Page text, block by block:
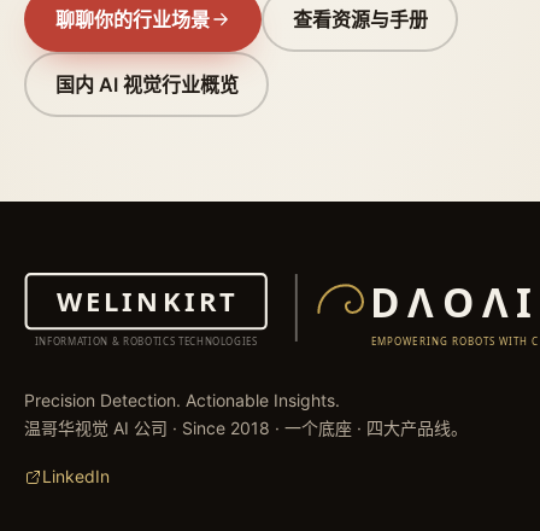
聊聊你的行业场景 查看资源与手册
国内 AI 视觉行业概览
Precision Detection. Actionable Insights.
温哥华视觉 AI 公司 · Since 2018 · 一个底座 · 四大产品线。
LinkedIn